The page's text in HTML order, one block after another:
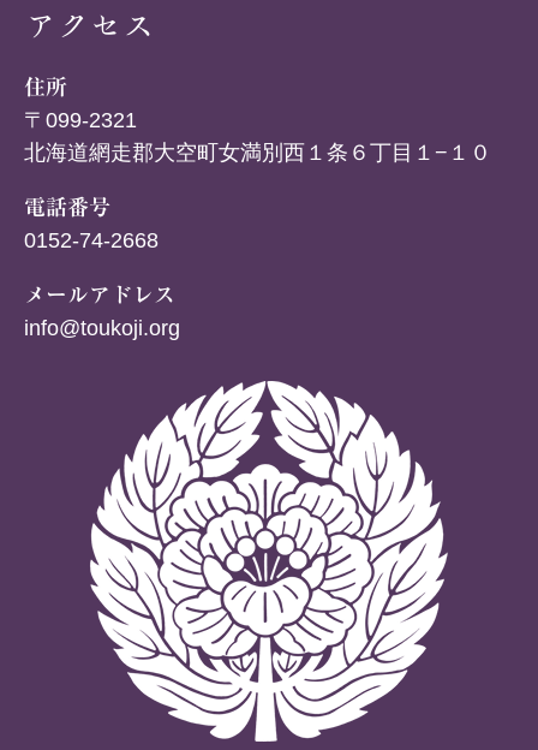
アクセス
住所
〒099-2321
北海道網走郡大空町女満別西１条６丁目１−１０
電話番号
0152-74-2668
メールアドレス
info@toukoji.org